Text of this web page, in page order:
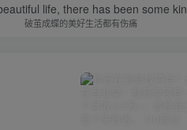
life, there has been some
破茧成蝶的美好生活都有伤痛